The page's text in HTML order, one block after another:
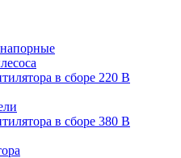
в сборе 220 В
в сборе 380 В